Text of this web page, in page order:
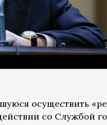
осуществить
со Службой